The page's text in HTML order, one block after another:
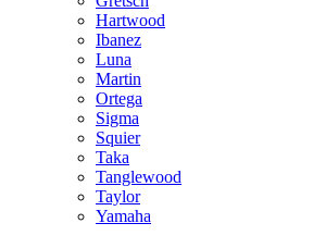
Hartwood
Ibanez
Luna
Martin
Ortega
Sigma
Squier
Taka
Tanglewood
Taylor
Yamaha